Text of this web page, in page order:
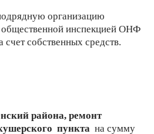
организацию
общественной инспекцией ОНФ
счет собственных средств.
района, ремонт
пункта на сумму